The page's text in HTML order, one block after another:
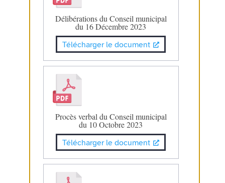
Délibérations du Conseil municipal
du 16 Décembre 2023
Télécharger le document
Procès verbal du Conseil municipal
du 10 Octobre 2023
Télécharger le document